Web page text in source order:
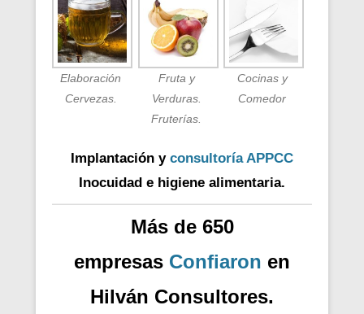
Elaboración
Cervezas.
Fruta y
Verduras.
Fruterías.
Cocinas y
Comedor
Implantación y consultoría APPCC
Inocuidad e higiene alimentaria.
Más de 650
empresas Confiaron en
Hilván Consultores.